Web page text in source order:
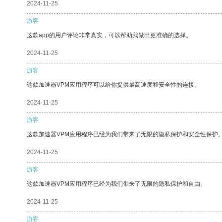
2024-11-25
游客
这款app的用户评论非常真实，可以帮助我做出更准确的选择。
2024-11-25
游客
这款加速器VPM应用程序可以给你提供最高速度和安全性的连接。
2024-11-25
游客
这款加速器VPM应用程序已经为我们带来了无限的隐私保护和安全性保护
2024-11-25
游客
这款加速器VPM应用程序已经为我们带来了无限的隐私保护和自由。
2024-11-25
游客